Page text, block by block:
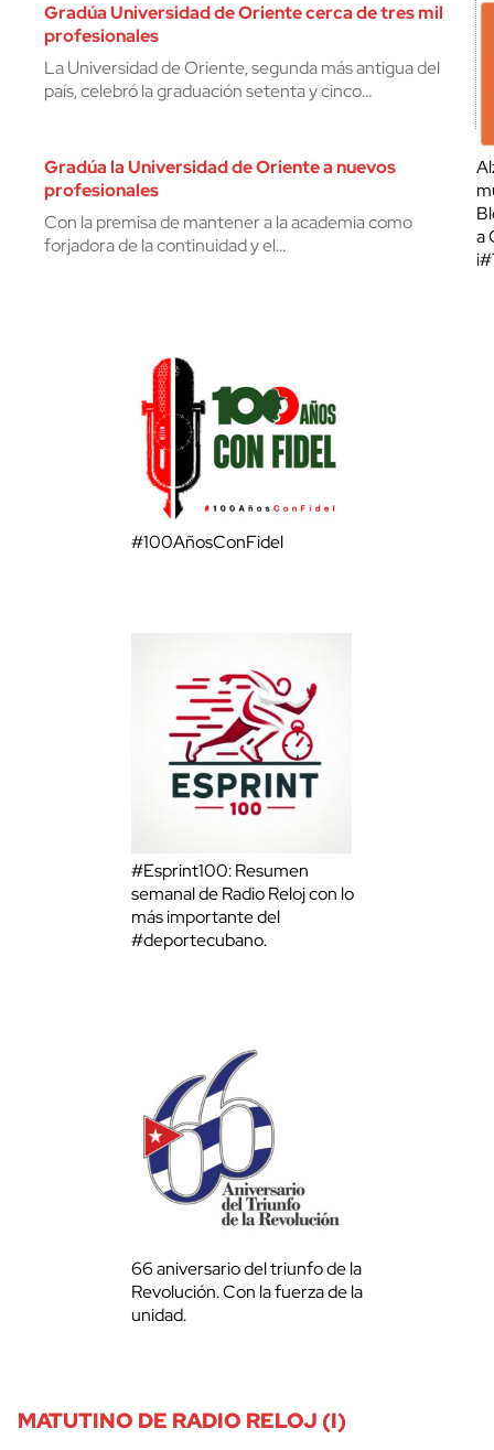
Gradúa Universidad de Oriente cerca de tres mil
profesionales
La Universidad de Oriente, segunda más antigua del
país, celebró la graduación setenta y cinco…
Gradúa la Universidad de Oriente a nuevos
profesionales
Con la premisa de mantener a la academia como
forjadora de la continuidad y el…
a
#100AñosConFidel
#Esprint100: Resumen
semanal de Radio Reloj con lo
más importante del
#deportecubano.
66 aniversario del triunfo de la
Revolución. Con la fuerza de la
unidad.
MATUTINO DE RADIO RELOJ (I)